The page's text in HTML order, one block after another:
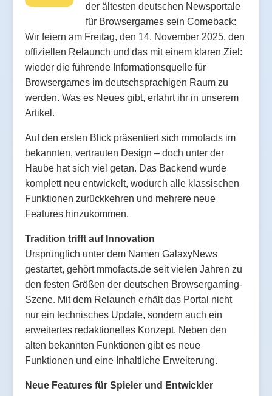
der ältesten deutschen Newsportale
für Browsergames sein Comeback:
Wir feiern am Freitag, den 14. November 2025, den
offiziellen Relaunch und das mit einem klaren Ziel:
wieder die führende Informationsquelle für
Browsergames im deutschsprachigen Raum zu
werden. Was es Neues gibt, erfahrt ihr in unserem
Artikel.
Auf den ersten Blick präsentiert sich mmofacts im
bekannten, vertrauten Design – doch unter der
Haube hat sich viel getan. Das Backend wurde
komplett neu entwickelt, wodurch alle klassischen
Funktionen zurückkehren und mehrere neue
Features hinzukommen.
Tradition trifft auf Innovation
Ursprünglich unter dem Namen GalaxyNews
gestartet, gehört mmofacts.de seit vielen Jahren zu
den festen Größen der deutschen Browsergaming-
Szene. Mit dem Relaunch erhält das Portal nicht
nur ein technisches Update, sondern auch ein
erweitertes redaktionelles Konzept. Neben den
alten bekannten Funktionen gibt es neue
Funktionen und eine Inhaltliche Erweiterung.
Neue Features für Spieler und Entwickler